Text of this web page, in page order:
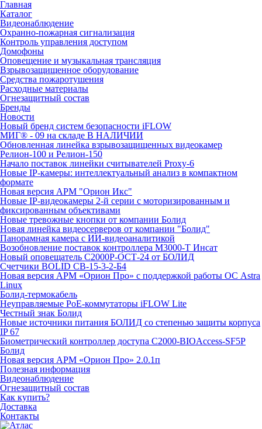
Главная
Каталог
Видеонаблюдение
Охранно-пожарная сигнализация
Контроль управления доступом
Домофоны
Оповещение и музыкальная трансляция
Взрывозащищенное оборудование
Средства пожаротушения
Расходные материалы
Огнезащитный состав
Бренды
Новости
Новый бренд систем безопасности iFLOW
МИГ® - 09 на складе В НАЛИЧИИ
Обновленная линейка взрывозащищенных видеокамер
Релион-100 и Релион-150
Начало поставок линейки считывателей Proxy-6
Новые IP-камеры: интеллектуальный анализ в компактном
формате
Новая версия АРМ "Орион Икс"
Новые IP-видеокамеры 2-й серии с моторизированным и
фиксированным объективами
Новые тревожные кнопки от компании Болид
Новая линейка видеосерверов от компании "Болид"
Панорамная камера с ИИ-видеоаналитикой
Возобновление поставок контроллера М3000-Т Инсат
Новый оповещатель С2000Р-ОСТ-24 от БОЛИД
Счетчики BOLID СВ-15-3-2-Б4
Новая версия АРМ «Орион Про» с поддержкой работы ОС Astra
Linux
Болид-термокабель
Неуправляемые PoE-коммутаторы iFLOW Lite
Честный знак Болид
Новые источники питания БОЛИД со степенью защиты корпуса
IP 67
Биометрический контроллер доступа С2000-BIOAccess-SF5P
Болид
Новая версия АРМ «Орион Про» 2.0.1п
Полезная информация
Видеонаблюдение
Огнезащитный состав
Как купить?
Доставка
Контакты